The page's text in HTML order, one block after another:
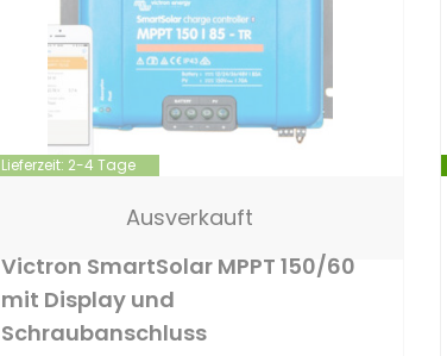
Lieferzeit: 2-4 Tage
Ausverkauft
Victron SmartSolar MPPT 150/60
mit Display und
Schraubanschluss